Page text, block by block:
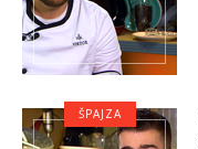
ŠPAJZA